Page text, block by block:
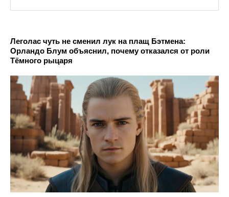
Леголас чуть не сменил лук на плащ Бэтмена:
Орландо Блум объяснил, почему отказался от роли
Тёмного рыцаря